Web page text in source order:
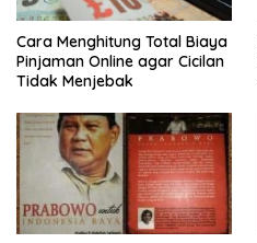
Cara Menghitung Total Biaya
Pinjaman Online agar Cicilan
Tidak Menjebak